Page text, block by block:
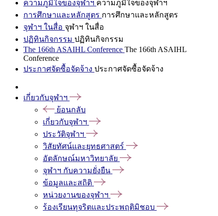
ความภูมิใจของจุฬาฯ ความภูมิใจของจุฬาฯ
การศึกษาและหลักสูตร การศึกษาและหลักสูตร
จุฬาฯ ในสื่อ จุฬาฯ ในสื่อ
ปฏิทินกิจกรรม ปฏิทินกิจกรรม
The 166th ASAIHL Conference The 166th ASAIHL
Conference
ประกาศจัดซื้อจัดจ้าง ประกาศจัดซื้อจัดจ้าง
เกี่ยวกับจุฬาฯ
ย้อนกลับ
เกี่ยวกับจุฬาฯ
ประวัติจุฬาฯ
วิสัยทัศน์และยุทธศาสตร์
อัตลักษณ์มหาวิทยาลัย
จุฬาฯ กับความยั่งยืน
ข้อมูลและสถิติ
หน่วยงานของจุฬาฯ
ร้องเรียนทุจริตและประพฤติมิชอบ